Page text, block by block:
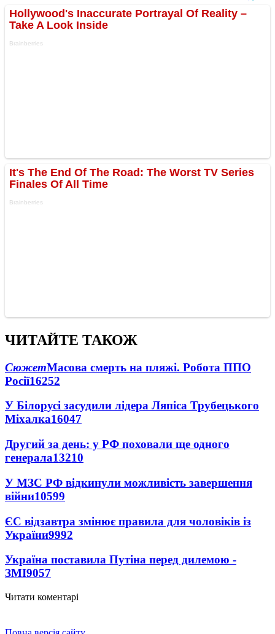
ЧИТАЙТЕ ТАКОЖ
СюжетМасова смерть на пляжі. Робота ППО
Росії16252
У Білорусі засудили лідера Ляпіса Трубецького
Міхалка16047
Другий за день: у РФ поховали ще одного
генерала13210
У МЗС РФ відкинули можливість завершення
війни10599
ЄС відзавтра змінює правила для чоловіків із
України9992
Україна поставила Путіна перед дилемою -
ЗМІ9057
Читати коментарі